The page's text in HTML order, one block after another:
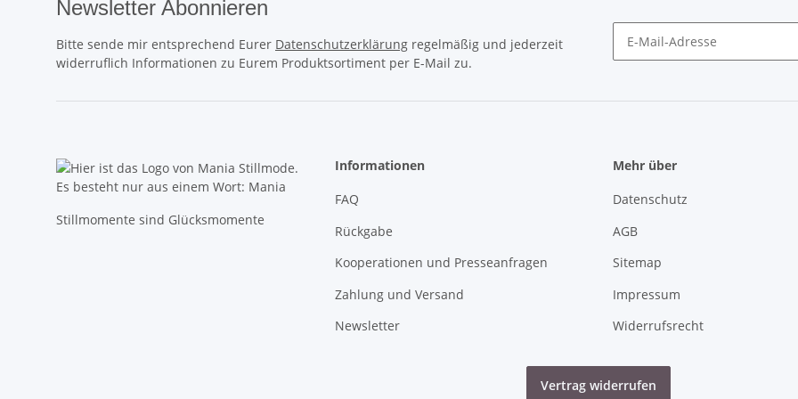
Newsletter Abonnieren
Bitte sende mir entsprechend Eurer Datenschutzerklärung regelmäßig und jederzeit
widerruflich Informationen zu Eurem Produktsortiment per E-Mail zu.
Stillmomente sind Glücksmomente
Informationen
FAQ
Rückgabe
Kooperationen und Presseanfragen
Zahlung und Versand
Newsletter
Mehr über
Datenschutz
AGB
Sitemap
Impressum
Widerrufsrecht
Vertrag widerrufen